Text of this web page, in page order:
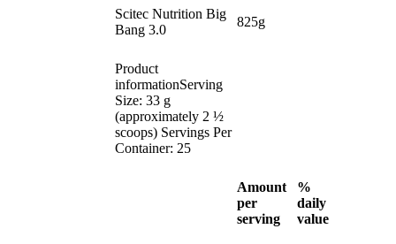
Scitec Nutrition Big
Bang 3.0
825g
Product
informationServing
Size: 33 g
(approximately 2 ½
scoops) Servings Per
Container: 25
Amount
per
serving
%
daily
value